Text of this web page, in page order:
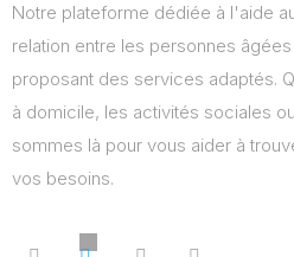
Notre plateforme dédiée à l'aide
relation entre les personnes
proposant des services adaptés.
à domicile, les activités sociales
sommes là pour vous aider à
vos besoins.